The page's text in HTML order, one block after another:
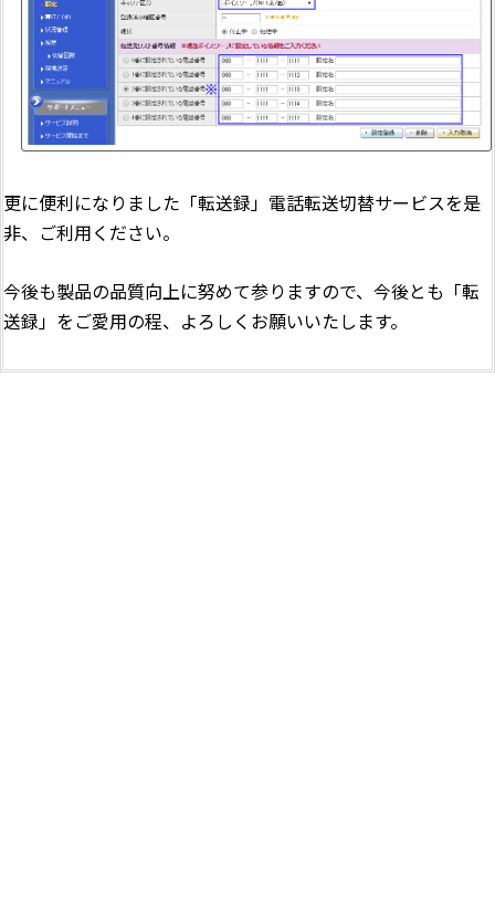
更に便利になりました「転送録」電話転送切替サービスを是
非、ご利用ください。
今後も製品の品質向上に努めて参りますので、今後とも「転
送録」をご愛用の程、よろしくお願いいたします。